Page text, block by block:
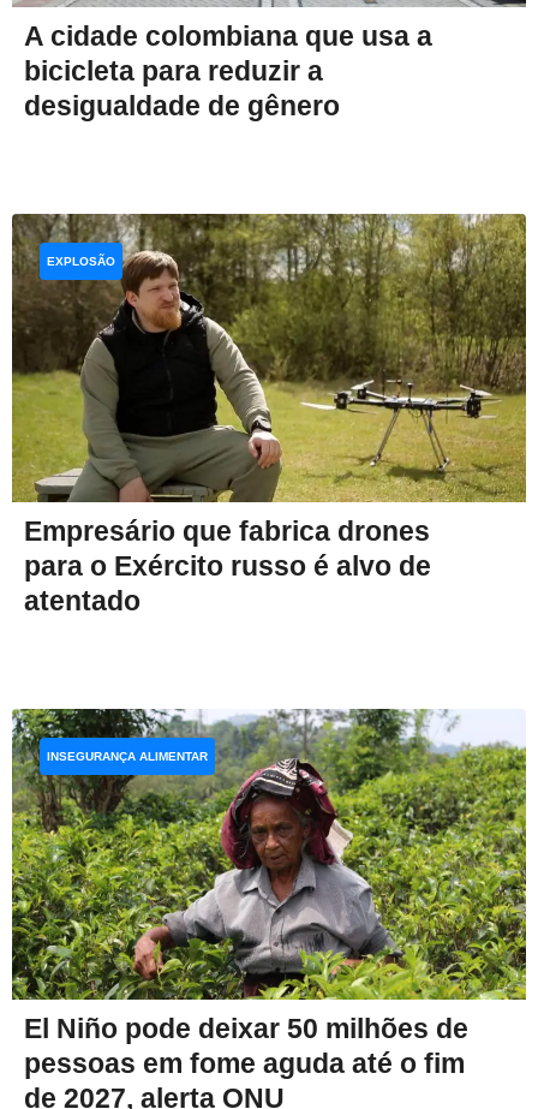
A cidade colombiana que usa a
bicicleta para reduzir a
desigualdade de gênero
Empresário que fabrica drones
para o Exército russo é alvo de
atentado
EXPLOSÃO
El Niño pode deixar 50 milhões de
pessoas em fome aguda até o fim
de 2027, alerta ONU
INSEGURANÇA ALIMENTAR